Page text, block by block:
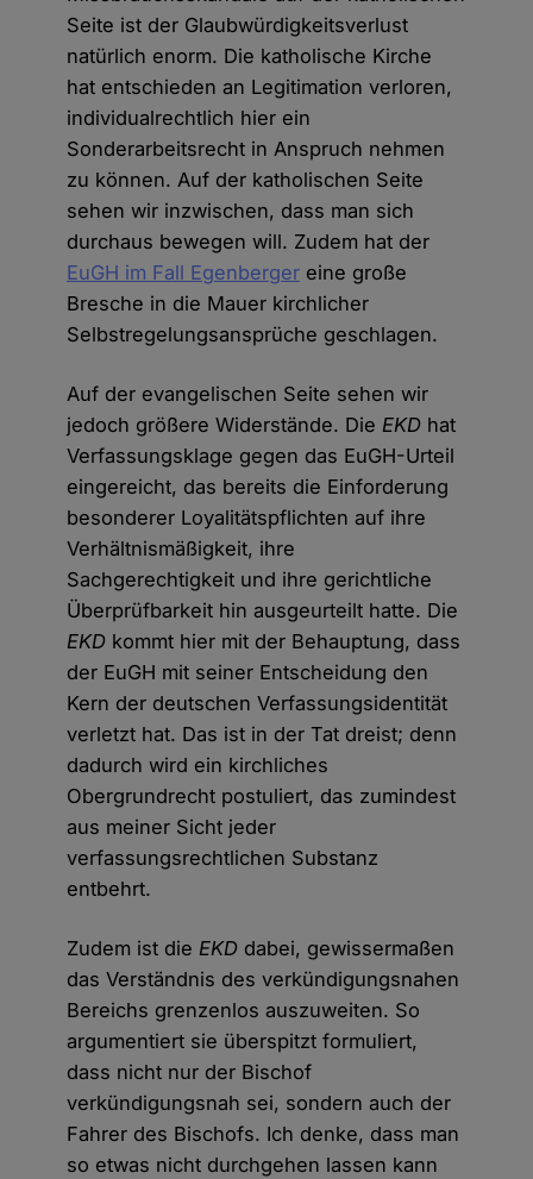
Seite ist der Glaubwürdigkeitsverlust
natürlich enorm. Die katholische Kirche
hat entschieden an Legitimation verloren,
individualrechtlich hier ein
Sonderarbeitsrecht in Anspruch nehmen
zu können. Auf der katholischen Seite
sehen wir inzwischen, dass man sich
durchaus bewegen will. Zudem hat der
EuGH im Fall Egenberger eine große
Bresche in die Mauer kirchlicher
Selbstregelungsansprüche geschlagen.
Auf der evangelischen Seite sehen wir
jedoch größere Widerstände. DieEKD hat
Verfassungsklage gegen das EuGH-Urteil
eingereicht, das bereits die Einforderung
besonderer Loyalitätspflichten auf ihre
Verhältnismäßigkeit, ihre
Sachgerechtigkeit und ihre gerichtliche
Überprüfbarkeit hin ausgeurteilt hatte. Die
EKD kommt hier mit der Behauptung, dass
der EuGH mit seiner Entscheidung den
Kern der deutschen Verfassungsidentität
verletzt hat. Das ist in der Tat dreist; denn
dadurch wird ein kirchliches
Obergrundrecht postuliert, das zumindest
aus meiner Sicht jeder
verfassungsrechtlichen Substanz
entbehrt.
Zudem ist die EKD dabei, gewissermaßen
das Verständnis des verkündigungsnahen
Bereichs grenzenlos auszuweiten. So
argumentiert sie überspitzt formuliert,
dass nicht nur der Bischof
verkündigungsnah sei, sondern auch der
Fahrer des Bischofs. Ich denke, dass man
so etwas nicht durchgehen lassen kann